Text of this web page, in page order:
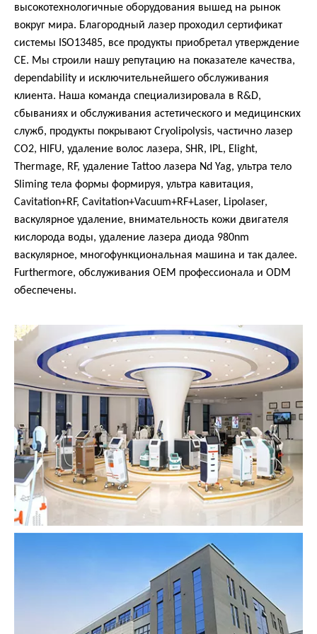
высокотехнологичные оборудования вышед на рынок
вокруг мира. Благородный лазер проходил сертификат
системы ISO13485, все продукты приобретал утверждение
CE. Мы строили нашу репутацию на показателе качества,
dependability и исключительнейшего обслуживания
клиента. Наша команда специализировала в R&D,
сбываниях и обслуживания астетического и медицинских
служб, продукты покрывают Cryolipolysis, частично лазер
СО2, HIFU, удаление волос лазера, SHR, IPL, Elight,
Thermage, RF, удаление Tattoo лазера Nd Yag, ультра тело
Sliming тела формы формируя, ультра кавитация,
Cavitation+RF, Cavitation+Vacuum+RF+Laser, Lipolaser,
васкулярное удаление, внимательность кожи двигателя
кислорода воды, удаление лазера диода 980nm
васкулярное, многофункциональная машина и так далее.
Furthermore, обслуживания OEM профессионала и ODM
обеспечены.